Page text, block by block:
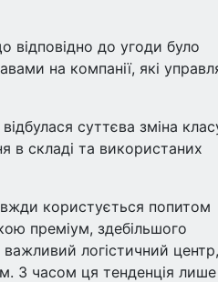
відповідно до угоди було
на компанії, які
суттєва зміна
в складі та використаних
користується попитом
преміум, здебільшого
важливий логістичний центр,
З часом ця тенденція лише